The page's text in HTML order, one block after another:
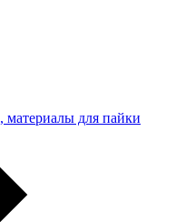
материалы для пайки